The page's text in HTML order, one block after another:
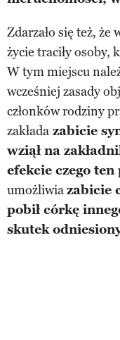
Zdarzało się też,
życie traciły osoby,
W tym miejscu
wcześniej zasady
członków rodziny
zakłada zabicie
wziął na
efekcie czego ten
umożliwiazabicie
pobił córkę
skutek